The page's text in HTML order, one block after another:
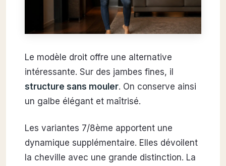
Le modèle droit offre une alternative
intéressante. Sur des jambes fines, il
structure sans mouler. On conserve ainsi
un galbe élégant et maîtrisé.
Les variantes 7/8ème apportent une
dynamique supplémentaire. Elles dévoilent
la cheville avec une grande distinction. La